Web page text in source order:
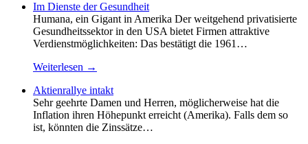
Im Dienste der Gesundheit
Humana, ein Gigant in Amerika Der weitgehend privatisierte
Gesundheitssektor in den USA bietet Firmen attraktive
Verdienstmöglichkeiten: Das bestätigt die 1961…
Weiterlesen →
Aktienrallye intakt
Sehr geehrte Damen und Herren, möglicherweise hat die
Inflation ihren Höhepunkt erreicht (Amerika). Falls dem so
ist, könnten die Zinssätze…